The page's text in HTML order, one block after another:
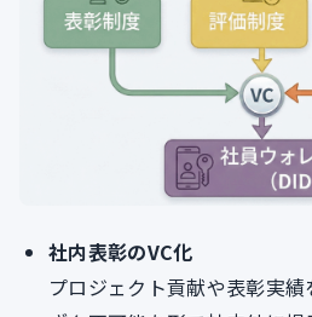
社内表彰のVC化
プロジェクト貢献や表彰実